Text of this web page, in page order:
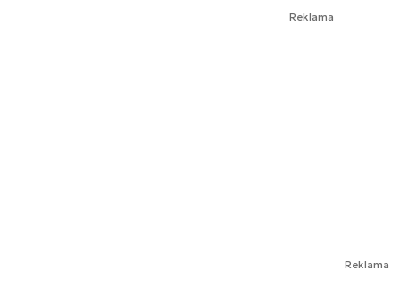
Reklama
Reklama